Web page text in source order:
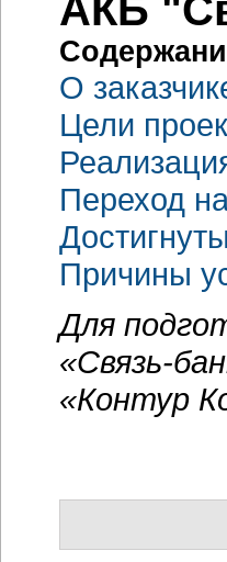
АКБ
О
Цели
Переход
Причины
Для
«Связь-
«Контур